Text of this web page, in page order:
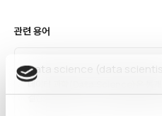
관련 용어
Data science (data
데이터 과학(Data Science)은 통계,
결합해 데이터에서 가치를 추출하는